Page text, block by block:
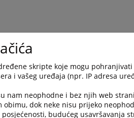
skripte koje mogu
i vašeg uređaja (npr. IP adresa
nam neophodne i bez njih web
dok neke nisu prijeko
budućeg usavršavanja